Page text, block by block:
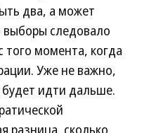
два, а может
следовало
момента, когда
Уже не важно,
будет идти дальше.
разница, сколько